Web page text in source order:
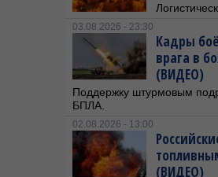
03.08.2026 - 23:30
Кадры
врага в
(ВИДЕО)
Поддержку штурмовым
БПЛА.
02.08.2026 - 13:00
(ВИДЕО)